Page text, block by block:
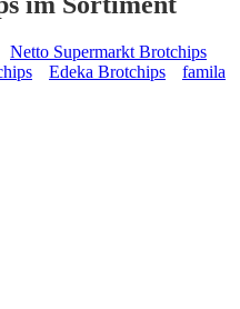
Netto Supermarkt Brotchips
Edeka Brotchips
famila